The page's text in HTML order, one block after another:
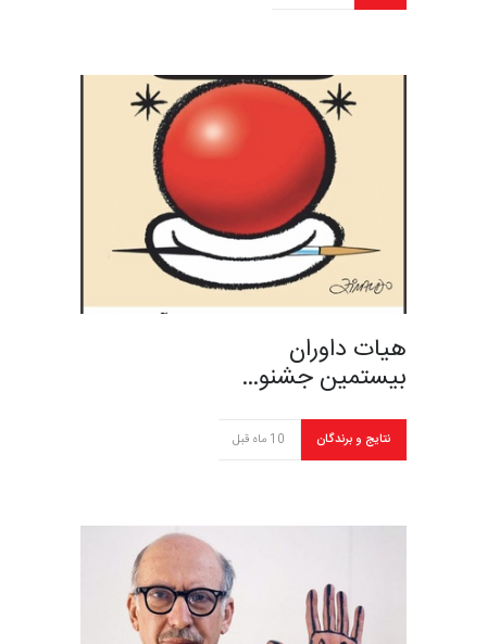
هیات داوران
بیستمین جشنو…
نتایج و برندگان 10 ماه قبل